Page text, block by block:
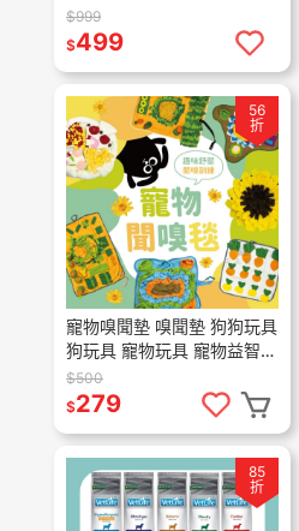
寵物乾糧 乾乾 乾糧 寵物 低
敏 無穀 適口性佳 乾飼料
$999
$499
56
折
寵物嗅聞墊 嗅聞墊 狗狗玩具
狗玩具 寵物玩具 寵物益智玩
具 聞嗅毯 嗅聞玩具 聞嗅玩
具 藏食玩具 慢食墊
$500
$279
85
折